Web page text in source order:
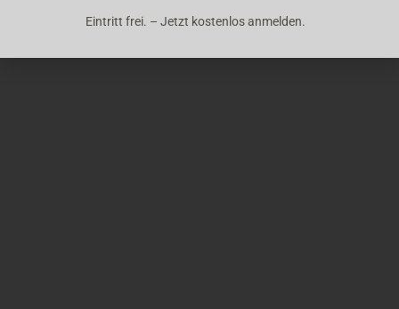
Eintritt frei. – Jetzt kostenlos anmelden.